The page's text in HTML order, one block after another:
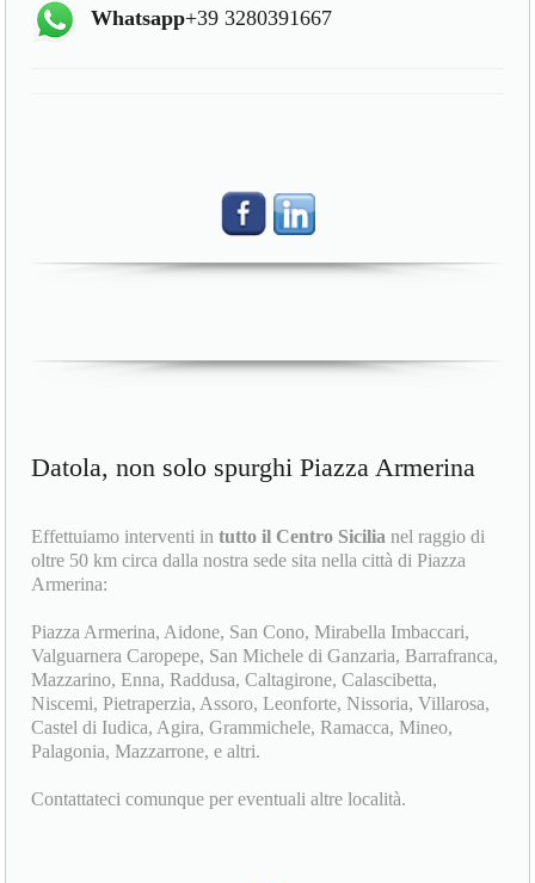
Whatsapp+39 3280391667
Datola, non solo spurghi Piazza Armerina
Effettuiamo interventi intutto il Centro Sicilia nel raggio di
oltre 50 km circa dalla nostra sede sita nella città di Piazza
Armerina:
Piazza Armerina, Aidone, San Cono, Mirabella Imbaccari,
Valguarnera Caropepe, San Michele di Ganzaria, Barrafranca,
Mazzarino, Enna, Raddusa, Caltagirone, Calascibetta,
Niscemi, Pietraperzia, Assoro, Leonforte, Nissoria, Villarosa,
Castel di Iudica, Agira, Grammichele, Ramacca, Mineo,
Palagonia, Mazzarrone, e altri.
Contattateci comunque per eventuali altre località.